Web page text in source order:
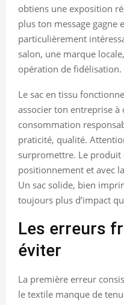
obtiens une exposition
plus ton message gagne
particulièrement
salon, une marque
opération de fidélisation.
Le sac en tissu
associer ton entreprise à
consommation
praticité, qualité.
surpromettre. Le produit
positionnement et avec
Un sac solide, bien
toujours plus d’impact
Les erreurs
éviter
La première erreur
le textile manque de